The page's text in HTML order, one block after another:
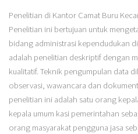
Penelitian di Kantor Camat Buru
Penelitian ini bertujuan untuk
bidang administrasi kependudukan
adalah penelitian deskriptif dengan
kualitatif. Teknik pengumpulan data
observasi, wawancara dan
penelitian ini adalah satu orang
kepala umum kasi pemerintahan
orang masyarakat pengguna jasa